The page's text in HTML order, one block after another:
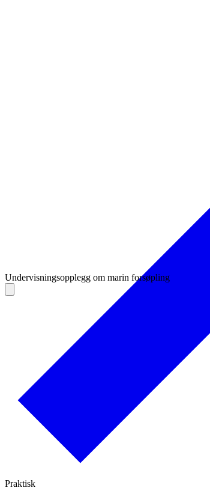
Undervisningsopplegg om marin forsøpling
Praktisk